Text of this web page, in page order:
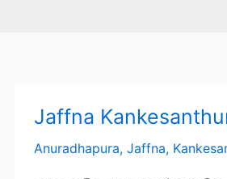
Jaffna
Anuradhapura, Jaffna,